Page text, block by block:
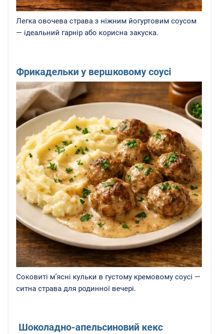
Легка овочева страва з ніжним йогуртовим соусом
— ідеальний гарнір або корисна закуска.
Фрикадельки у вершковому соусі
Соковиті м’ясні кульки в густому кремовому соусі —
ситна страва для родинної вечері.
Шоколадно-апельсиновий кекс